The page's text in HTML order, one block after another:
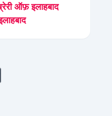
ऑफ़ इलाहबाद